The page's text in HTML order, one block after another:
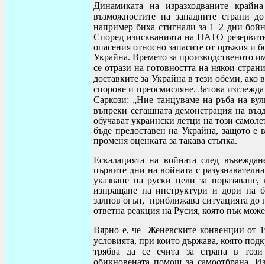
Динамиката на изразходваните
възможностите на западните страни
например биха стигнали за 1–2 дни
Според изискванията на НАТО
опасения относно запасите от оръжия и
Украйна. Времето за производственото
се отрази на готовността на някои
доставките за Украйна в тези обеми, ако
спорове и преосмисляне. Затова
Саркози: „Ние танцуваме на ръба на
въпреки сегашната демонстрация на
обучават украински летци на този
бъде предоставен на Украйна, защото е
променя оценката за такава стъпка.
Ескалацията на войната след
първите дни на войната с
указване на руски цели за
изпращане на инструктури и дори на
залпов огън, приближава ситуацията
ответна реакция на Русия, която пък
Вярно е, че Женевските конвенции от
условията, при които държава, която
трябва да се счита за страна в
обикновената помощ за самоотбрана.